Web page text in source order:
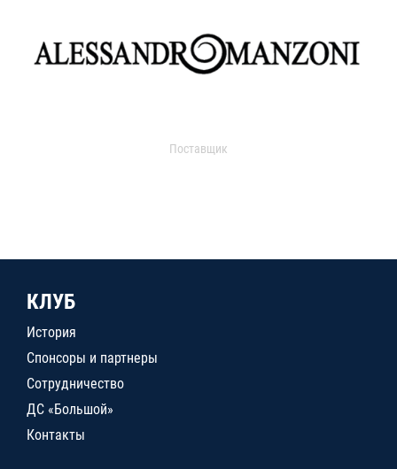
Поставщик
КЛУБ
История
Спонсоры и партнеры
Сотрудничество
ДС «Большой»
Контакты